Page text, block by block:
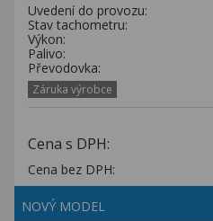
Uvedení do provozu:
Stav tachometru:
Výkon:
Palivo:
Převodovka:
Záruka výrobce
Cena s DPH:
Cena bez DPH:
NOVÝ MODEL